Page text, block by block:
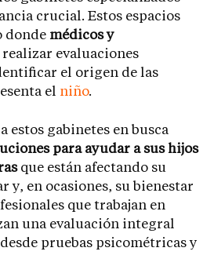
crucial. Estos espacios
donde médicos y
evaluaciones
el origen de las
el niño.
estos gabinetes en busca
para ayudar a sus hijos
que están afectando su
y, en ocasiones, su bienestar
que trabajan en
una evaluación integral
pruebas psicométricas y